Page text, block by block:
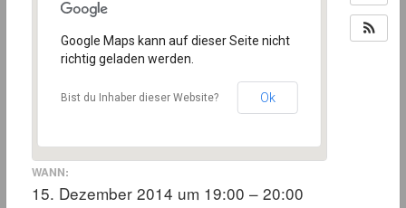
Google Maps kann auf dieser Seite nicht
richtig geladen werden.
Bist du Inhaber dieser Website? Ok
WANN:
15. Dezember 2014 um 19:00 – 20:00